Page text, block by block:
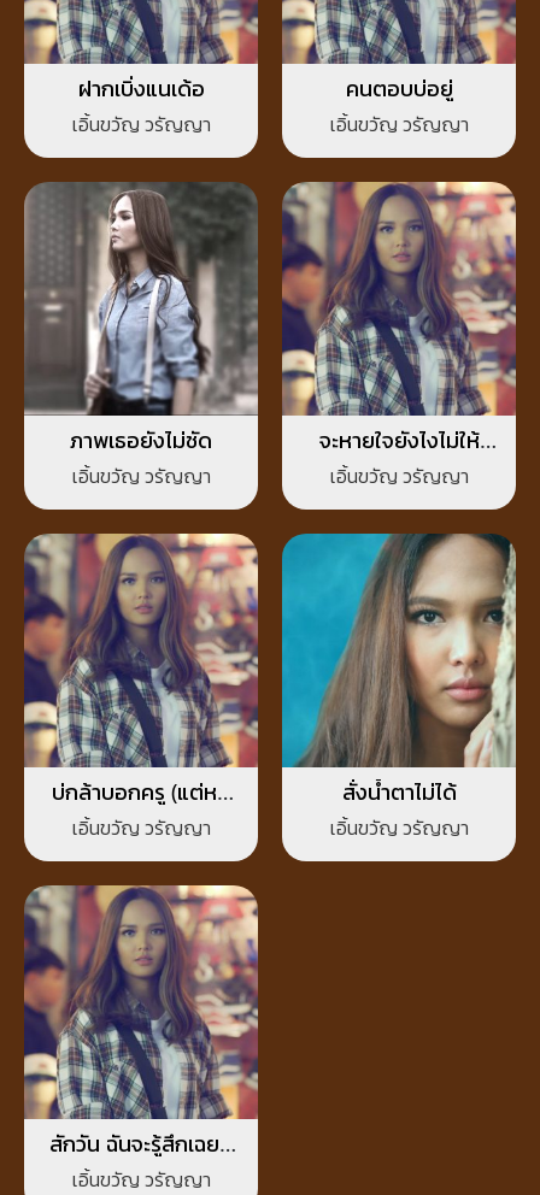
ฝากเบิ่งแนเด้อ
เอิ้นขวัญ วรัญญา
คนตอบบ่อยู่
เอิ้นขวัญ วรัญญา
ภาพเธอยังไม่ชัด
เอิ้นขวัญ วรัญญา
จะหายใจยังไงไม่ให้
คิดถึง
เอิ้นขวัญ วรัญญา
บ่กล้าบอกครู (แต่หนู
กล้าบอกอ้าย)
เอิ้นขวัญ วรัญญา
สั่งน้ำตาไม่ได้
เอิ้นขวัญ วรัญญา
สักวัน ฉันจะรู้สึกเฉยๆ
กับเธอ
เอิ้นขวัญ วรัญญา